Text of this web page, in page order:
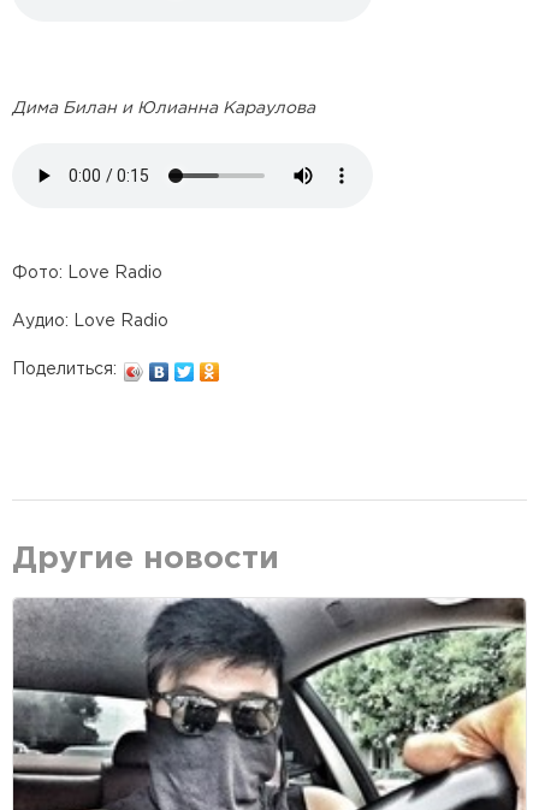
Дима Билан и Юлианна Караулова
Фото: Love Radio
Аудио: Love Radio
Поделиться:
Другие новости